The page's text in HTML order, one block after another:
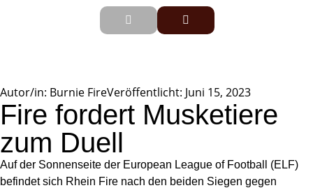
Autor/in: Burnie FireVeröffentlicht: Juni 15, 2023
Fire fordert Musketiere
zum Duell
Auf der Sonnenseite der European League of Football (ELF)
befindet sich Rhein Fire nach den beiden Siegen gegen